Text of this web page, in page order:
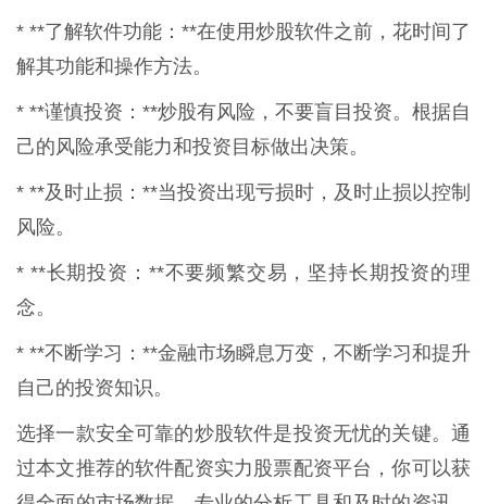
* **了解软件功能：**在使用炒股软件之前，花时间了
解其功能和操作方法。
* **谨慎投资：**炒股有风险，不要盲目投资。根据自
己的风险承受能力和投资目标做出决策。
* **及时止损：**当投资出现亏损时，及时止损以控制
风险。
* **长期投资：**不要频繁交易，坚持长期投资的理
念。
* **不断学习：**金融市场瞬息万变，不断学习和提升
自己的投资知识。
选择一款安全可靠的炒股软件是投资无忧的关键。通
过本文推荐的软件配资实力股票配资平台，你可以获